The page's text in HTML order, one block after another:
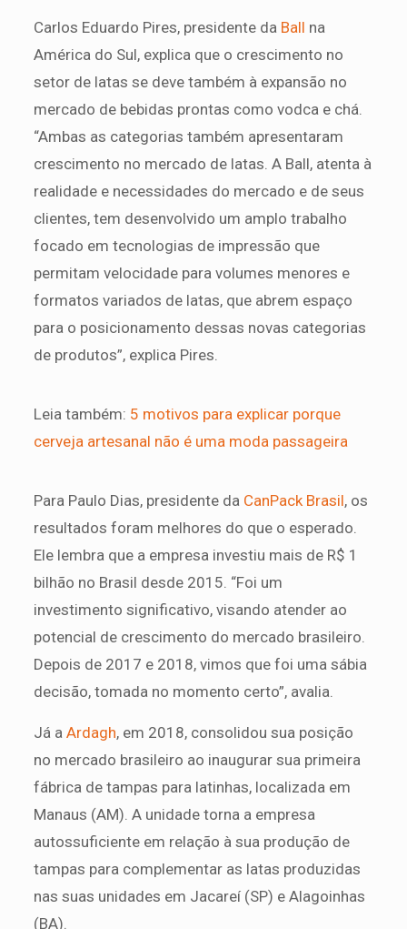
Carlos Eduardo Pires, presidente da Ball na
América do Sul, explica que o crescimento no
setor de latas se deve também à expansão no
mercado de bebidas prontas como vodca e chá.
“Ambas as categorias também apresentaram
crescimento no mercado de latas. A Ball, atenta à
realidade e necessidades do mercado e de seus
clientes, tem desenvolvido um amplo trabalho
focado em tecnologias de impressão que
permitam velocidade para volumes menores e
formatos variados de latas, que abrem espaço
para o posicionamento dessas novas categorias
de produtos”, explica Pires.
Leia também: 5 motivos para explicar porque
cerveja artesanal não é uma moda passageira
Para Paulo Dias, presidente da CanPack Brasil, os
resultados foram melhores do que o esperado.
Ele lembra que a empresa investiu mais de R$ 1
bilhão no Brasil desde 2015. “Foi um
investimento significativo, visando atender ao
potencial de crescimento do mercado brasileiro.
Depois de 2017 e 2018, vimos que foi uma sábia
decisão, tomada no momento certo”, avalia.
Já a Ardagh, em 2018, consolidou sua posição
no mercado brasileiro ao inaugurar sua primeira
fábrica de tampas para latinhas, localizada em
Manaus (AM). A unidade torna a empresa
autossuficiente em relação à sua produção de
tampas para complementar as latas produzidas
nas suas unidades em Jacareí (SP) e Alagoinhas
(BA).